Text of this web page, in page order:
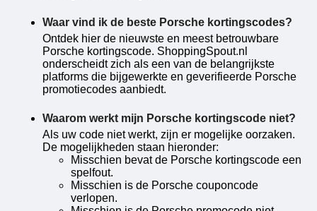
Waar vind ik de beste Porsche kortingscodes?
Ontdek hier de nieuwste en meest betrouwbare
Porsche kortingscode. ShoppingSpout.nl
onderscheidt zich als een van de belangrijkste
platforms die bijgewerkte en geverifieerde Porsche
promotiecodes aanbiedt.
Waarom werkt mijn Porsche kortingscode niet?
Als uw code niet werkt, zijn er mogelijke oorzaken.
De mogelijkheden staan ​​hieronder:
Misschien bevat de Porsche kortingscode een
spelfout.
Misschien is de Porsche couponcode
verlopen.